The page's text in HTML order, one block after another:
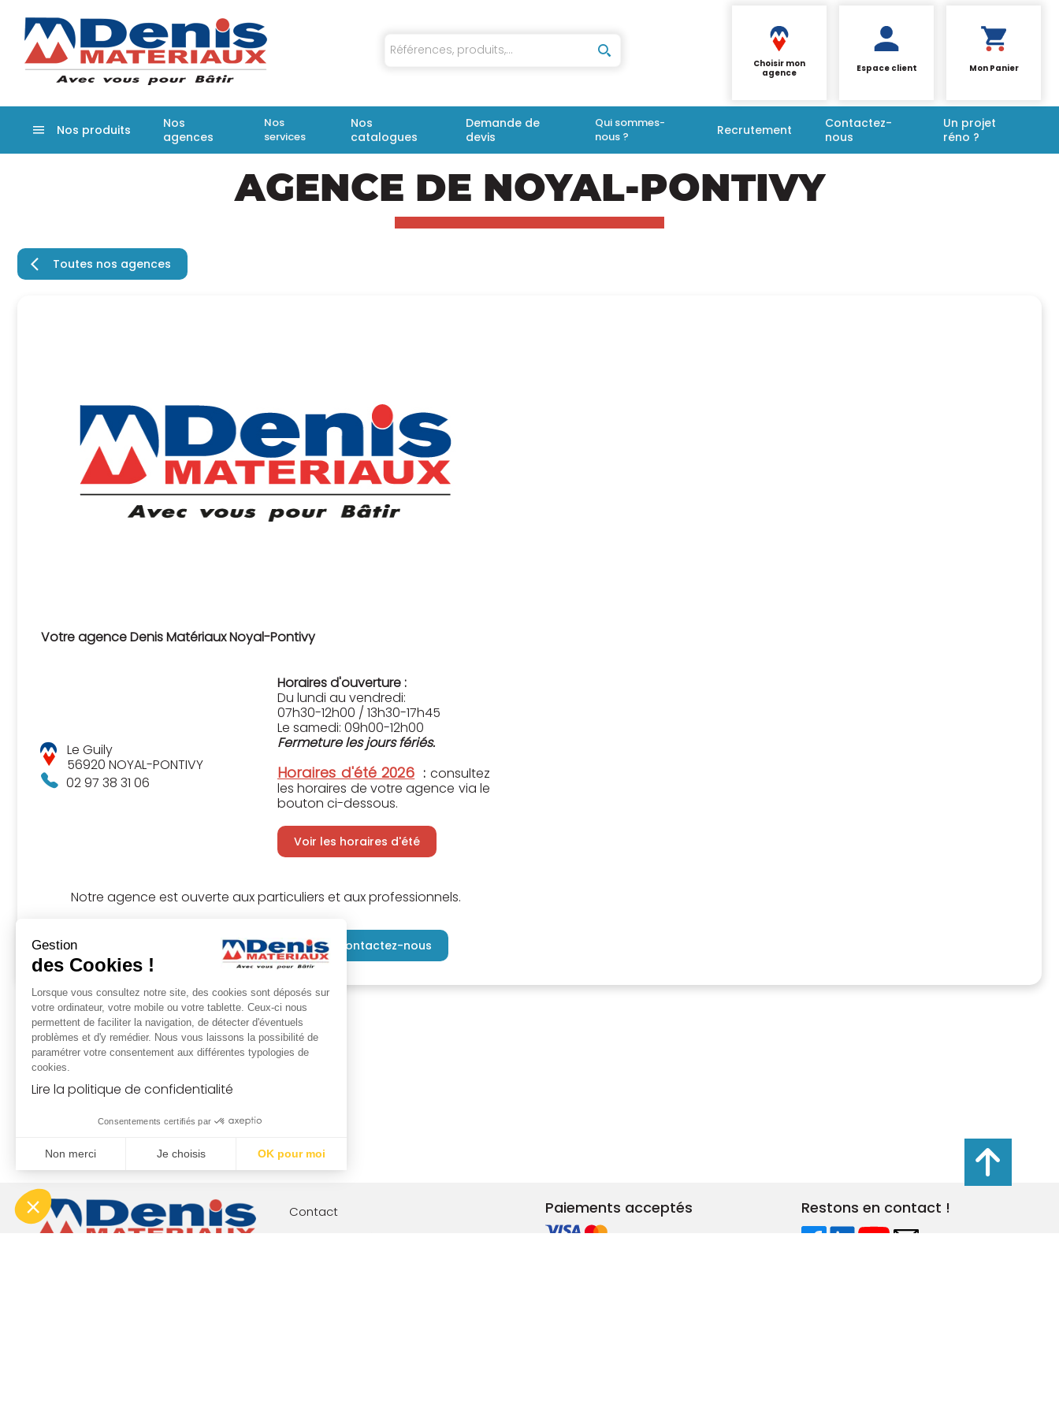
Choisir mon
agence
Espace client Mon Panier
Nos produits
Nos
agences
Nos
services
Nos
catalogues
Demande de
devis
Qui sommes-
nous ?
Recrutement
Contactez-
nous
Un projet
réno ?
AGENCE DE NOYAL-PONTIVY
Toutes nos agences
Votre agence Denis Matériaux Noyal-Pontivy
Le Guily
56920 NOYAL-PONTIVY
02 97 38 31 06
Horaires d'ouverture :
Du lundi au vendredi:
07h30-12h00 / 13h30-17h45
Le samedi: 09h00-12h00
Fermeture les jours fériés.
Horaires d'été 2026 : consultez
les horaires de votre agence via le
bouton ci-dessous.
Voir les horaires d'été
Notre agence est ouverte aux particuliers et aux professionnels.
Sélectionner cette agence Contactez-nous
Contact
Paiements acceptés Restons en contact !
Gestion
des Cookies !
Lorsque vous consultez notre site, des cookies sont déposés sur
votre ordinateur, votre mobile ou votre tablette. Ceux-ci nous
permettent de faciliter la navigation, de détecter d'éventuels
problèmes et d'y remédier. Nous vous laissons la possibilité de
paramétrer votre consentement aux différentes typologies de
cookies.
Lire la politique de confidentialité
Consentements certifiés par
Non merci Je choisis OK pour moi
Notre plateforme vous permet d'adapter et de gérer vos paramètres de confidentialité, en garantissant la conformité avec les réglementations. Personnalisez vos préférences pour